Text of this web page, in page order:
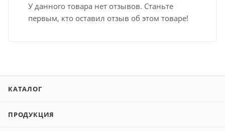
У данного товара нет отзывов. Станьте
первым, кто оставил отзыв об этом товаре!
КАТАЛОГ
ПРОДУКЦИЯ